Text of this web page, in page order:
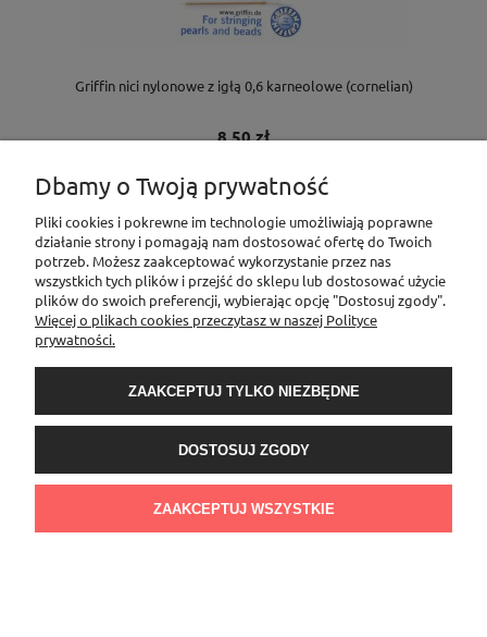
Griffin nici nylonowe z igłą 0,6 karneolowe (cornelian)
8,50 zł
DO KOSZYKA
Dbamy o Twoją prywatność
Pliki cookies i pokrewne im technologie umożliwiają poprawne
działanie strony i pomagają nam dostosować ofertę do Twoich
potrzeb. Możesz zaakceptować wykorzystanie przez nas
wszystkich tych plików i przejść do sklepu lub dostosować użycie
plików do swoich preferencji, wybierając opcję "Dostosuj zgody".
Więcej o plikach cookies przeczytasz w naszej Polityce
prywatności.
ZAAKCEPTUJ TYLKO NIEZBĘDNE
DOSTOSUJ ZGODY
ZAAKCEPTUJ WSZYSTKIE